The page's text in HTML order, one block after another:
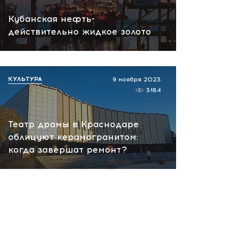
Не только кофе: скачок
какао на 27% и тревожный
звонок для рынка
вчера, 12:13
Кубанская нефть-
действительно жидкое золото
Театр драмы в Краснодаре
облицуют керамогранитом:
когда завершат ремонт?
9 ноября 2023
3184
КУЛЬТУРА